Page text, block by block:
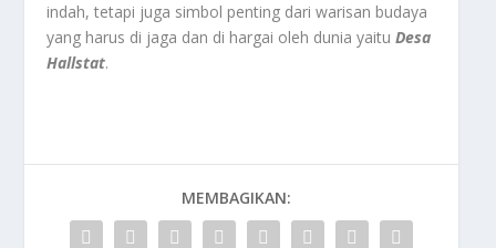
indah, tetapi juga simbol penting dari warisan budaya
yang harus di jaga dan di hargai oleh dunia yaituDesa
Hallstat.
MEMBAGIKAN: